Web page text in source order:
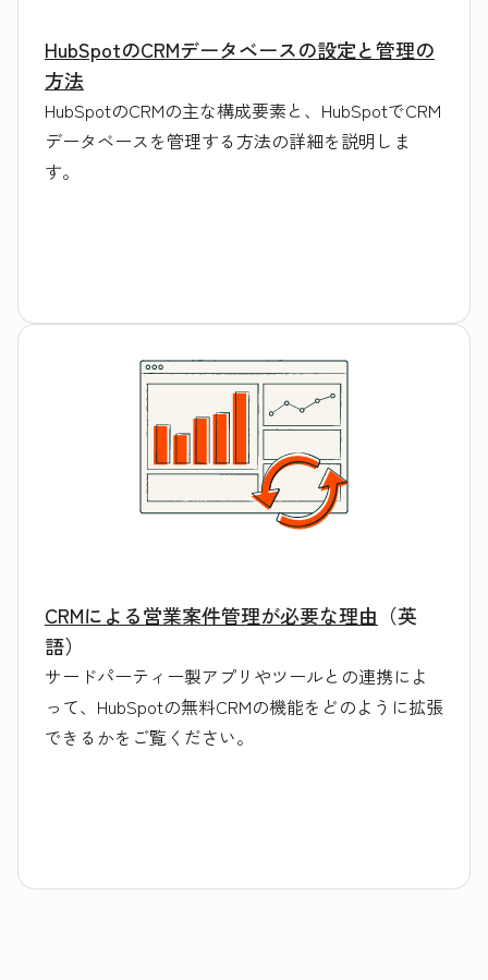
HubSpotのCRMデータベースの設定と管理の
方法
HubSpotのCRMの主な構成要素と、HubSpotでCRM
データベースを管理する方法の詳細を説明しま
す。
CRMによる営業案件管理が必要な理由 （英
語）
サードパーティー製アプリやツールとの連携によ
って、HubSpotの無料CRMの機能をどのように拡張
できるかをご覧ください。